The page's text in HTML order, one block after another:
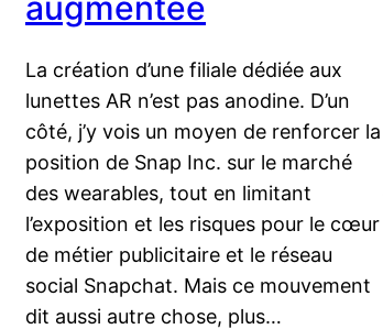
La création d’une filiale dédiée aux
lunettes AR n’est pas anodine. D’un
côté, j’y vois un moyen de renforcer la
position de Snap Inc. sur le marché
des wearables, tout en limitant
l’exposition et les risques pour le cœur
de métier publicitaire et le réseau
social Snapchat. Mais ce mouvement
dit aussi autre chose, plus…